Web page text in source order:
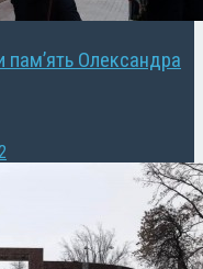
пам’ять Олександра